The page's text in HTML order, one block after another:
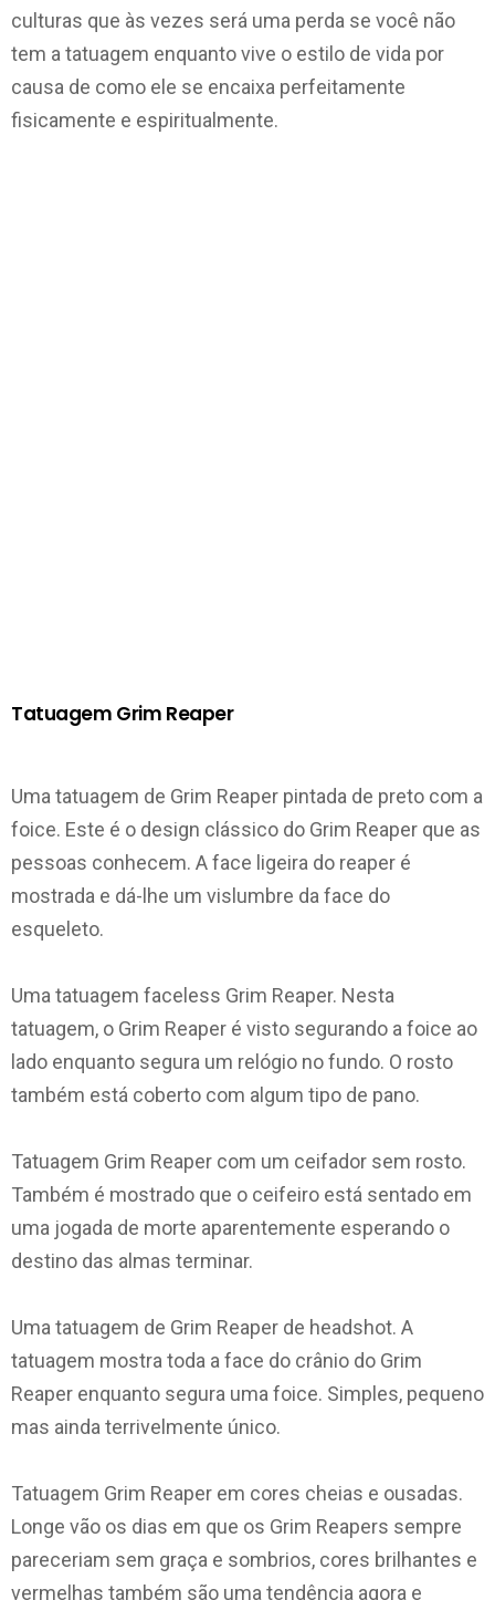
culturas que às vezes será uma perda se você não
tem a tatuagem enquanto vive o estilo de vida por
causa de como ele se encaixa perfeitamente
fisicamente e espiritualmente.
Tatuagem Grim Reaper
Uma tatuagem de Grim Reaper pintada de preto com a
foice. Este é o design clássico do Grim Reaper que as
pessoas conhecem. A face ligeira do reaper é
mostrada e dá-lhe um vislumbre da face do
esqueleto.
Uma tatuagem faceless Grim Reaper. Nesta
tatuagem, o Grim Reaper é visto segurando a foice ao
lado enquanto segura um relógio no fundo. O rosto
também está coberto com algum tipo de pano.
Tatuagem Grim Reaper com um ceifador sem rosto.
Também é mostrado que o ceifeiro está sentado em
uma jogada de morte aparentemente esperando o
destino das almas terminar.
Uma tatuagem de Grim Reaper de headshot. A
tatuagem mostra toda a face do crânio do Grim
Reaper enquanto segura uma foice. Simples, pequeno
mas ainda terrivelmente único.
Tatuagem Grim Reaper em cores cheias e ousadas.
Longe vão os dias em que os Grim Reapers sempre
pareceriam sem graça e sombrios, cores brilhantes e
vermelhas também são uma tendência agora e